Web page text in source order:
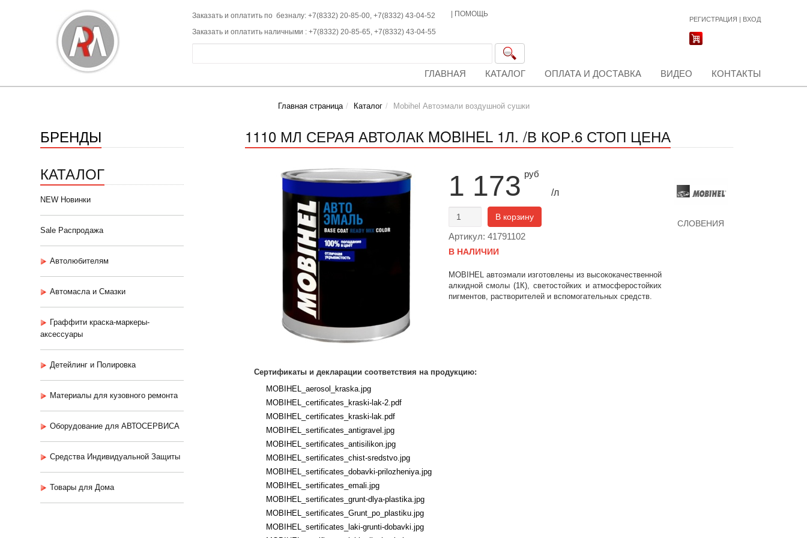
Заказать и оплатить по безналу: +7(8332) 20-85-00, +7(8332) 43-04-52
Заказать и оплатить наличными : +7(8332) 20-85-65, +7(8332) 43-04-55
ПОМОЩЬ
РЕГИСТРАЦИЯ | ВХОД
ГЛАВНАЯ КАТАЛОГ ОПЛАТА И ДОСТАВКА ВИДЕО КОНТАКТЫ
Главная страница Каталог Mobihel Автоэмали воздушной сушки
БРЕНДЫ
КАТАЛОГ
NEW Новинки
Sale Распродажа
Автолюбителям
Автомасла и Смазки
Граффити краска-маркеры-
аксессуары
Детейлинг и Полировка
Материалы для кузовного ремонта
Оборудование для АВТОСЕРВИСА
Средства Индивидуальной Защиты
Товары для Дома
1110 МЛ СЕРАЯ АВТОЛАК MOBIHEL 1Л. /В КОР.6 СТОП ЦЕНА
1 173 руб
/л
В корзину
Артикул: 41791102
В НАЛИЧИИ
MOBIHEL автоэмали изготовлены из высококачественной
алкидной смолы (1К), светостойких и атмосферостойких
пигментов, растворителей и вспомогательных средств.
СЛОВЕНИЯ
Сертификаты и декларации соответствия на продукцию:
MOBIHEL_aerosol_kraska.jpg
MOBIHEL_certificates_kraski-lak-2.pdf
MOBIHEL_certificates_kraski-lak.pdf
MOBIHEL_sertificates_antigravel.jpg
MOBIHEL_sertificates_antisilikon.jpg
MOBIHEL_sertificates_chist-sredstvo.jpg
MOBIHEL_sertificates_dobavki-prilozheniya.jpg
MOBIHEL_sertificates_emali.jpg
MOBIHEL_sertificates_grunt-dlya-plastika.jpg
MOBIHEL_sertificates_Grunt_po_plastiku.jpg
MOBIHEL_sertificates_laki-grunti-dobavki.jpg